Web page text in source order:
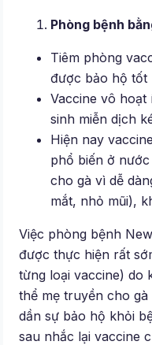
Phòng bệnh
Tiêm phòng
được bảo hộ tốt
Vaccine vô hoạt
sinh miễn dịch
Hiện nay
phổ biến ở
cho gà vì dễ
mắt, nhỏ mũi),
Việc phòng bệnh
được thực hiện rất
từng loại vaccine) do
thể mẹ truyền cho
dần sự bảo hộ khỏi
sau nhắc lại vaccine